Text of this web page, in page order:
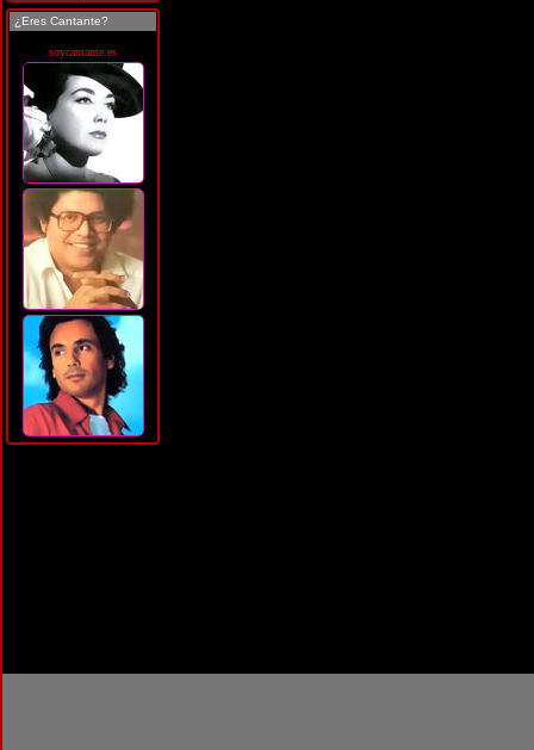
¿Eres Cantante?
soycantante.es